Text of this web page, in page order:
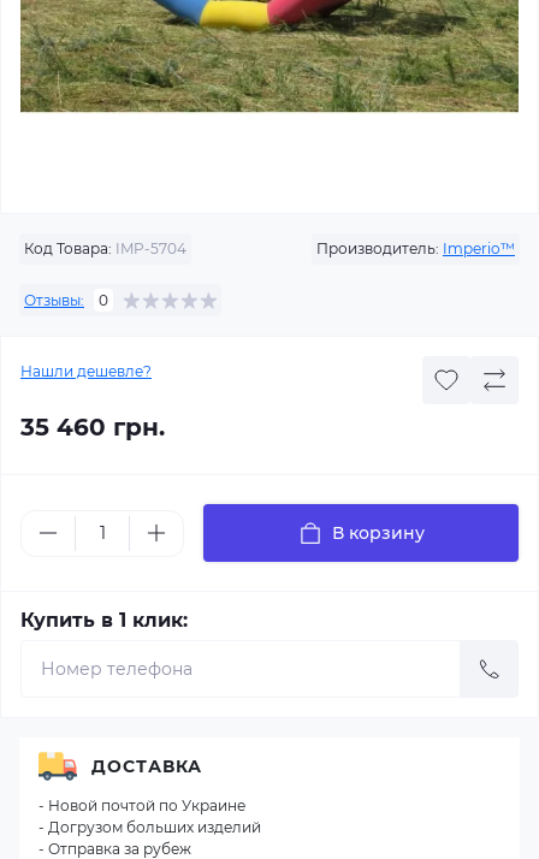
Код Товара: IMP-5704 Производитель: Imperio™
Отзывы: 0
Нашли дешевле?
35 460 грн.
В корзину
Купить в 1 клик:
ДОСТАВКА
- Новой почтой по Украине
- Догрузом больших изделий
- Отправка за рубеж